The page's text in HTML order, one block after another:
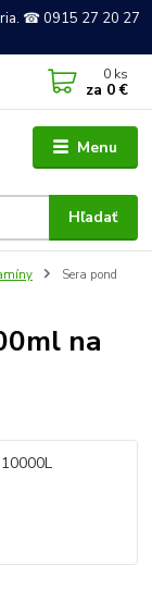
☎ 0915 27 20 27
Menu
Hľadať
0 ks
za 0 €
Sera pond
na